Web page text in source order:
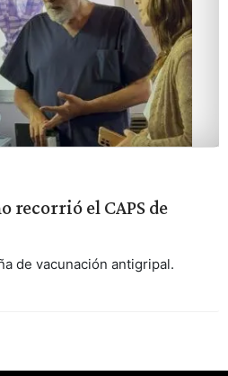
recorrió el CAPS de
de vacunación antigripal.